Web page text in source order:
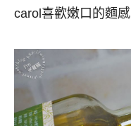
carol喜歡嫩口的麵感